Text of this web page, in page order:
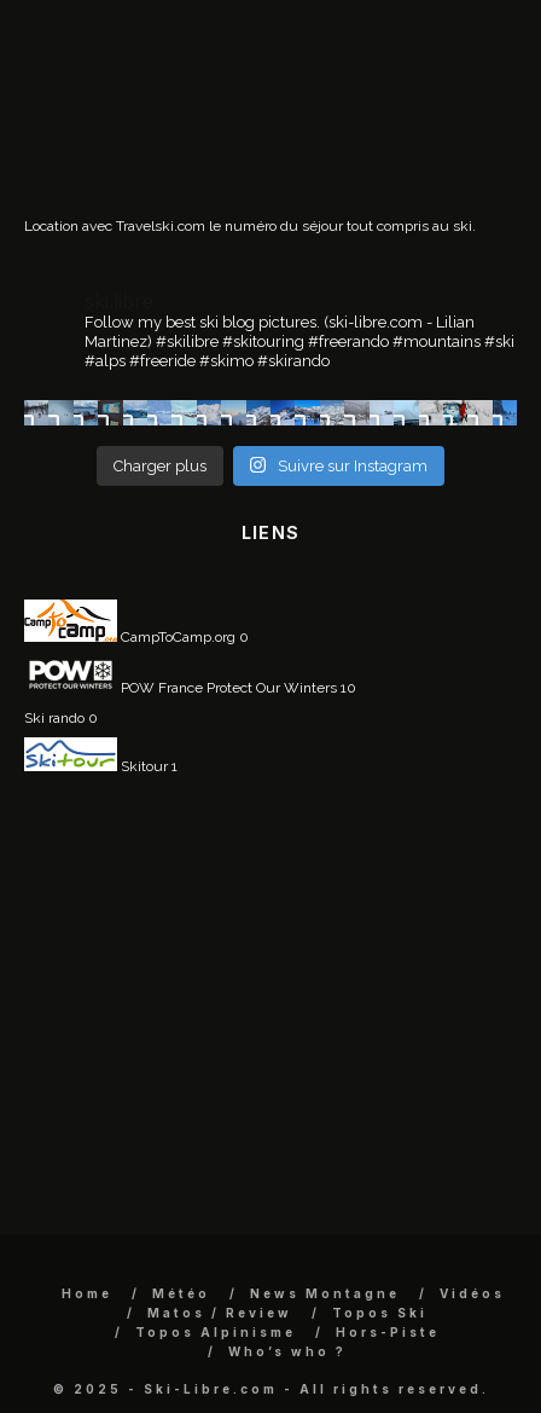
Location avec Travelski.com le numéro du séjour tout compris au ski.
Follow my best ski blog pictures. (ski-libre.com - Lilian
Martinez) #skilibre #skitouring #freerando #mountains #ski
#alps #freeride #skimo #skirando
Charger plus Suivre sur Instagram
LIENS
CampToCamp.org 0
POW France Protect Our Winters 10
Ski rando 0
Skitour1
Home Météo News Montagne
Vidéos
Matos / Review
Topos Ski
Topos Alpinisme
Hors-Piste
Who’s who ?
© 2025 - Ski-Libre.com - All rights reserved.